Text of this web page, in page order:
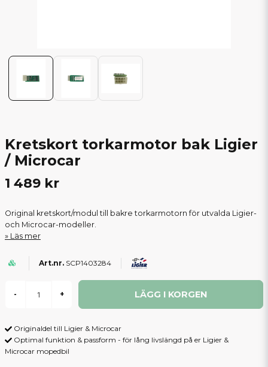
Kretskort torkarmotor bak Ligier
/ Microcar
1 489 kr
Original kretskort/modul till bakre torkarmotorn för utvalda Ligier-
och Microcar-modeller.
Läs mer
SCP1403284
- + LÄGG I KORGEN
Originaldel till Ligier & Microcar
Optimal funktion & passform - för lång livslängd på er Ligier &
Microcar mopedbil